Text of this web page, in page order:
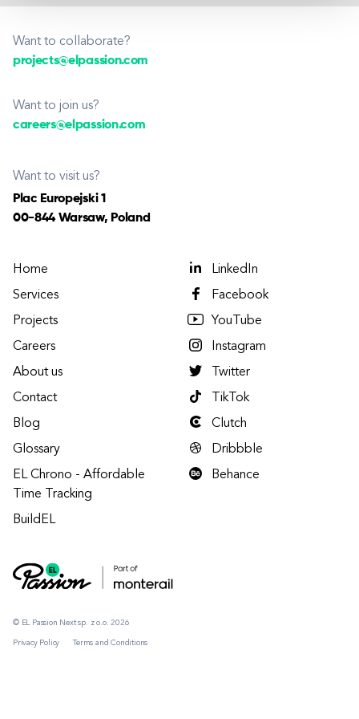
Want to collaborate?
projects@elpassion.com
Want to join us?
careers@elpassion.com
Want to visit us?
Plac Europejski 1
00-844 Warsaw, Poland
© EL Passion Next sp. z o.o. 2026
Privacy Policy Terms and Conditions
Home
Services
Projects
Careers
About us
Contact
Blog
Glossary
EL Chrono - Affordable
Time Tracking
BuildEL
LinkedIn
Facebook
YouTube
Instagram
Twitter
TikTok
Clutch
Dribbble
Behance